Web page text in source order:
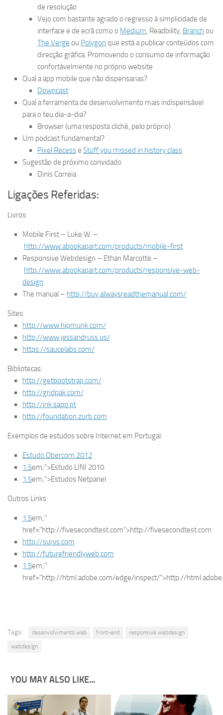
de resolução
Vejo com bastante agrado o regresso à simplicidade de
interface e de ecrã como o Medium, Readbility, Branch ou
The Verge ou Polygon que está a publicar conteúdos com
direcção gráfica. Promovendo o consumo de informação
confortávelmente no próprio website
Qual a app mobile que não dispensarias?
Downcast
Qual a ferramenta de desenvolvimento mais indispensável
para o teu dia-a-dia?
Browser (uma resposta cliché, pelo próprio)
Um podcast fundamental?
Pixel Recesse Stuff you missed in history class
Sugestão de próximo convidado
Dinis Correia
Ligações Referidas:
Livros:
Mobile First – Luke W. –
http://www.abookapart.com/products/mobile-first
Responsive Webdesign – Ethan Marcotte –
http://www.abookapart.com/products/responsive-web-
design
The manual – http://buy.alwaysreadthemanual.com/
Sites:
http://www.hipmunk.com/
http://www.jessandruss.us/
https://saucelabs.com/
Bibliotecas:
http://getbootstrap.com/
http://gridpak.com/
http://ink.sapo.pt
http://foundation.zurb.com
Exemplos de estudos sobre Internet em Portugal:
Estudo Obercom 2012
1.5em;">Estudo LINI 2010
1.5em;">Estudos Netpanel
Outros Links:
1.5em;"
href="http://fivesecondtest.com">http://fivesecondtest.com
http://survs.com
http://futurefriendlyweb.com
1.5em;"
href="http://html.adobe.com/edge/inspect/">http://
Tags: desenvolvimento web front-end
responsive webdesign
webdesign
YOU MAY ALSO LIKE...